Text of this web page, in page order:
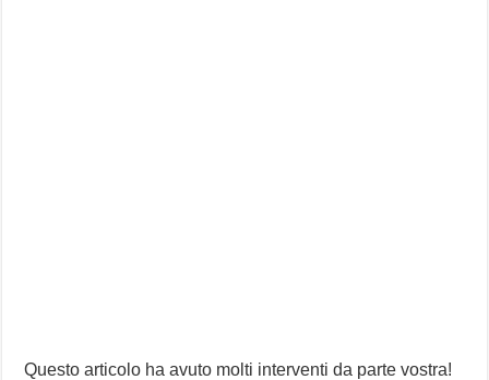
Questo articolo ha avuto molti interventi da parte vostra!